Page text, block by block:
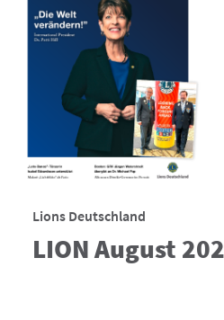
Lions Deutschland
LION August